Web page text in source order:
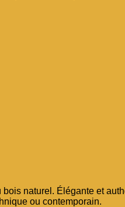
naturel. Élégante et
ou contemporain.